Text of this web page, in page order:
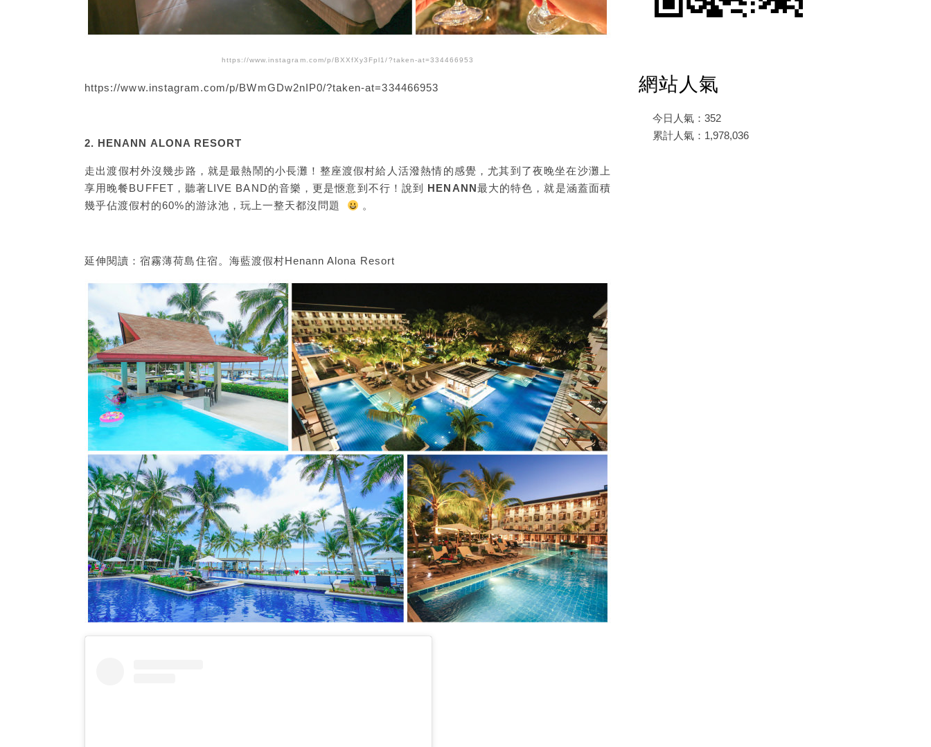
https://www.instagram.com/p/BXXfXy3Fpl1/?taken-at=334466953
https://www.instagram.com/p/BWmGDw2nIP0/?taken-at=334466953
2. HENANN ALONA RESORT
走出渡假村外沒幾步路，就是最熱鬧的小長灘！整座渡假村給人活潑熱情的感覺，尤其到了夜晚坐在沙灘上
享用晚餐BUFFET，聽著LIVE BAND的音樂，更是愜意到不行！說到 HENANN最大的特色，就是涵蓋面積
幾乎佔渡假村的60%的游泳池，玩上一整天都沒問題
。
延伸閱讀：宿霧薄荷島住宿。海藍渡假村Henann Alona Resort
網站人氣
今日人氣： 352
累計人氣： 1,978,036